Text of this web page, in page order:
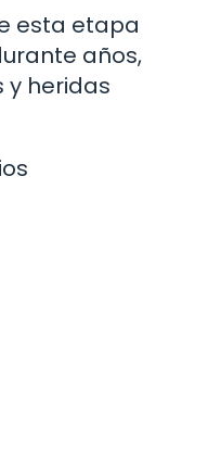
esta etapa
años,
y heridas